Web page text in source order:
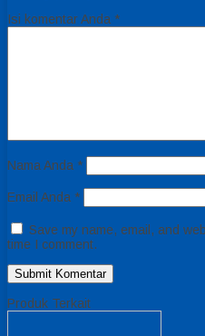
Isi komentar Anda *
Nama Anda *
Email Anda *
Save my name, email, and
time I comment.
Produk Terkait